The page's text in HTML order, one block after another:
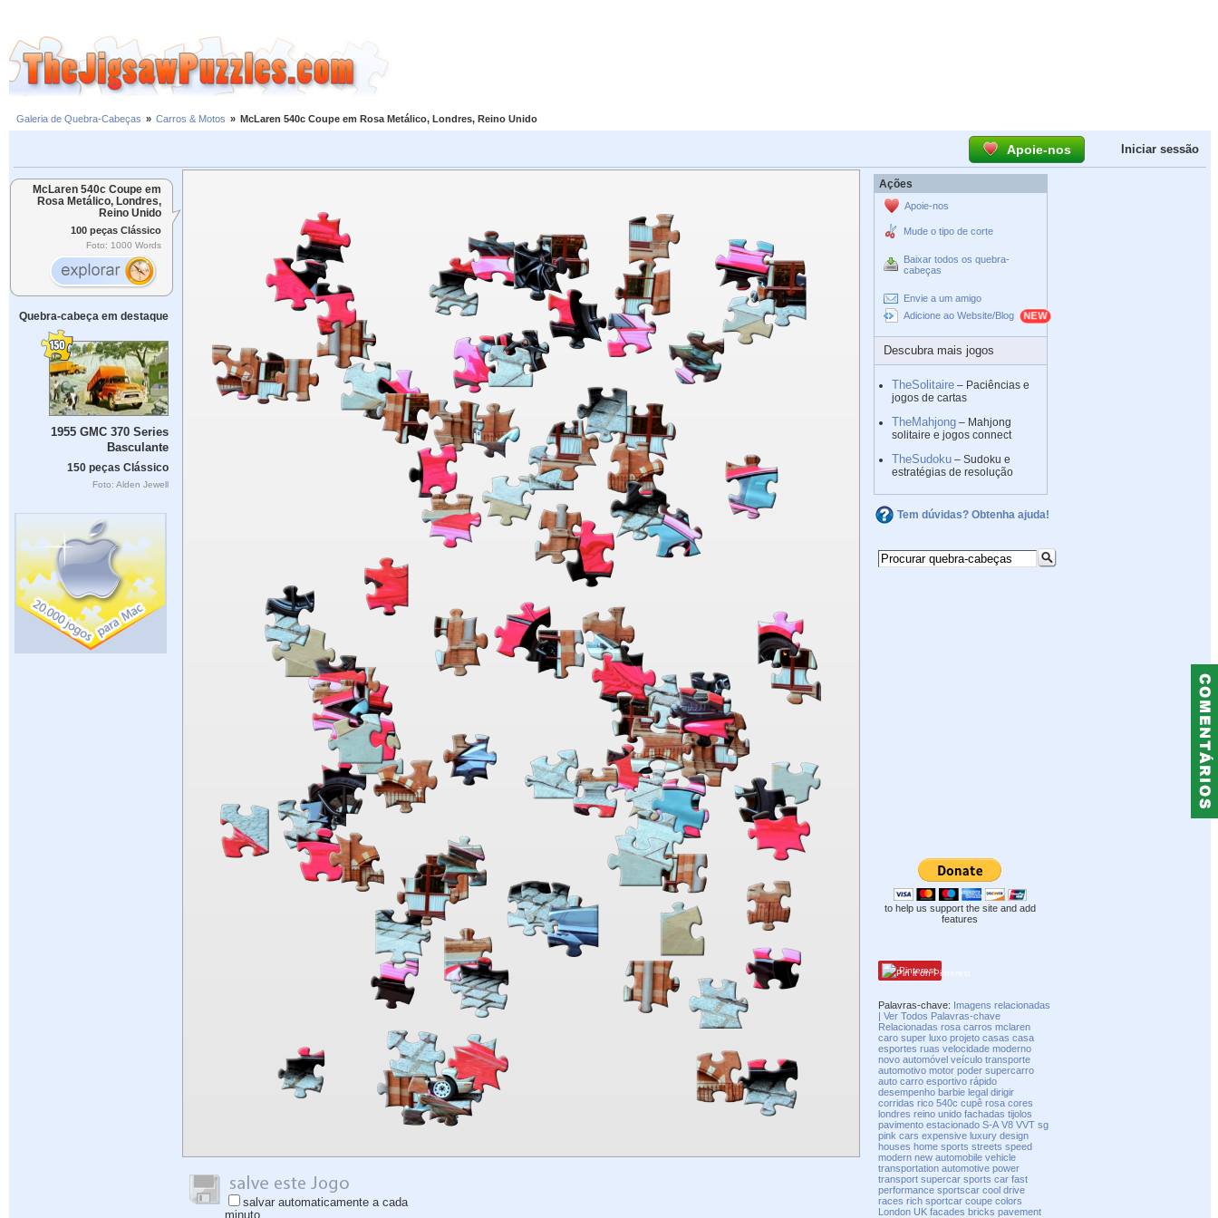
Galeria de Quebra-Cabeças » Carros & Motos » McLaren 540c Coupe em Rosa Metálico, Londres, Reino Unido
Apoie-nos Iniciar sessão
McLaren 540c Coupe em
Rosa Metálico, Londres,
Reino Unido
100 peças Clássico
Foto: 1000 Words
Quebra-cabeça em destaque
1955 GMC 370 Series
Basculante
150 peças Clássico
Foto: Alden Jewell
salvar automaticamente a cada
Ações
Apoie-nos
Mude o tipo de corte
Baixar todos os quebra-
cabeças
Envie a um amigo
Adicione ao Website/Blog
Descubra mais jogos
TheSolitaire – Paciências e
jogos de cartas
TheMahjong – Mahjong
solitaire e jogos connect
TheSudoku – Sudoku e
estratégias de resolução
Tem dúvidas? Obtenha ajuda!
to help us support the site and add
features
Pinterest
Palavras-chave: Imagens relacionadas
| Ver Todos Palavras-chave
Relacionadas rosa carros mclaren
caro super luxo projeto casas casa
esportes ruas velocidade moderno
novo automóvel veículo transporte
automotivo motor poder supercarro
auto carro esportivo rápido
desempenho barbie legal dirigir
corridas rico 540c cupê rosa cores
londres reino unido fachadas tijolos
pavimento estacionado S-A V8 VVT sg
pink cars expensive luxury design
houses home sports streets speed
modern new automobile vehicle
transportation automotive power
transport supercar sports car fast
performance sportscar cool drive
races rich sportcar coupe colors
London UK facades bricks pavement